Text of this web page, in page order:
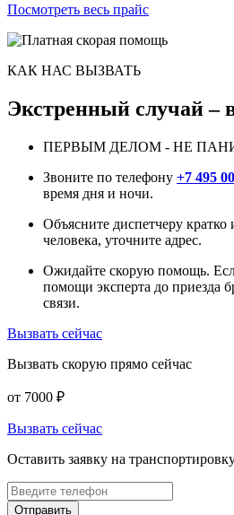
Посмотреть весь прайс
КАК НАС ВЫЗВАТЬ
Экстренный случай –
ПЕРВЫМ ДЕЛОМ - НЕ
Звоните по телефону +7 495
время дня и ночи.
Объясните диспетчеру кратко
человека, уточните адрес.
Ожидайте скорую помощь.
помощи эксперта до приезда
связи.
Вызвать сейчас
Вызвать скорую прямо сейчас
от 7000 ₽
Вызвать сейчас
Оставить заявку на
Отправить